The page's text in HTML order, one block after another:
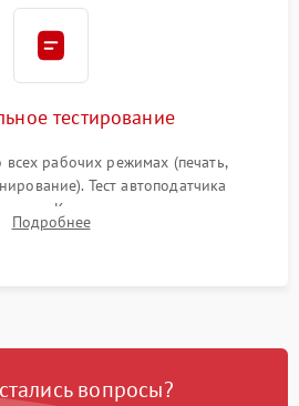
тестирование
рабочих режимах (печать,
Тест автоподатчика
Контроль качества отпечатка
полос и надежность запекания
Подробнее
вопросы?